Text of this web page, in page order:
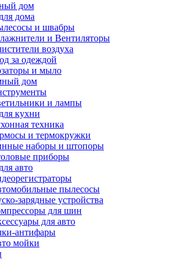
дом
дома
и швабры
и Вентиляторы
воздуха
за одеждой
и мыло
дом
и лампы
кухни
техника
и термокружки
наборы и штопоры
приборы
авто
пылесосы
зарядные устройства
для шин
для авто
антифары
мойки